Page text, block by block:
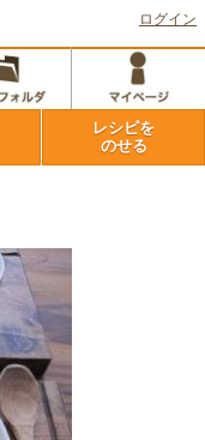
ログイン
レシピを
のせる